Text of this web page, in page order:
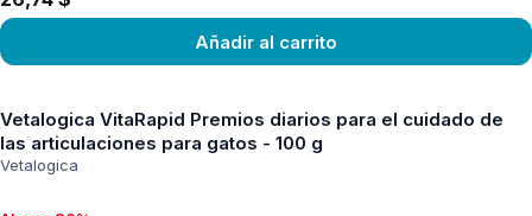
Añadir al carrito
Vetalogica VitaRapid Premios diarios para el cuidado de
las articulaciones para gatos - 100 g
Vetalogica